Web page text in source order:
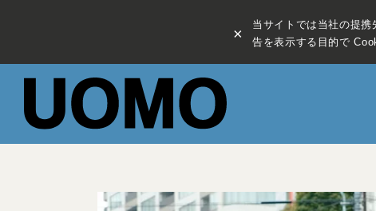
×
当サイトでは当社の提
告を表示する目的で